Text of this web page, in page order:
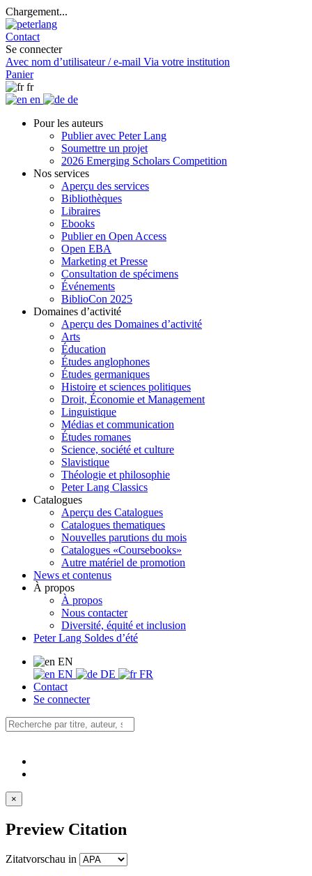
Chargement...
Contact
Se connecter
Avec nom d’utilisateur / e-mail Via votre institution
Panier
fr
en
de
Pour les auteurs
Publier avec Peter Lang
Soumettre un projet
2026 Emerging Scholars Competition
Nos services
Aperçu des services
Bibliothèques
Libraires
Ebooks
Publier en Open Access
Open EBA
Marketing et Presse
Consultation de spécimens
Événements
BiblioCon 2025
Domaines d’activité
Aperçu des Domaines d’activité
Arts
Éducation
Études anglophones
Études germaniques
Histoire et sciences politiques
Droit, Économie et Management
Linguistique
Médias et communication
Études romanes
Science, société et culture
Slavistique
Théologie et philosophie
Peter Lang Classics
Catalogues
Aperçu des Catalogues
Catalogues thematiques
Nouvelles parutions du mois
Catalogues «Coursebooks»
Autre matériel de promotion
News et contenus
À propos
À propos
Nous contacter
Diversité, équité et inclusion
Peter Lang Soldes d’été
EN
EN
DE
FR
Contact
Se connecter
×
Preview Citation
Zitatvorschau in